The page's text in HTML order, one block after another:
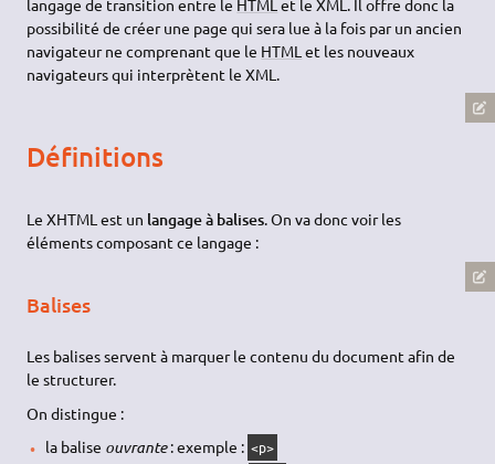
possibilité de créer une page qui sera lue à la fois par un ancien
navigateur ne comprenant que le HTML et les nouveaux
navigateurs qui interprètent le XML.
Définitions
Le XHTML est un langage à balises. On va donc voir les
éléments composant ce langage :
Balises
Les balises servent à marquer le contenu du document afin de
le structurer.
On distingue :
la balise ouvrante: exemple : <p>